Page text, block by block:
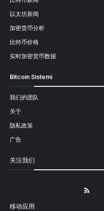
以太坊新闻
加密货币分析
比特币价格
实时加密货币数据
Bitcoin Sistemi
我们的团队
关于
隐私政策
广告
关注我们
移动应用